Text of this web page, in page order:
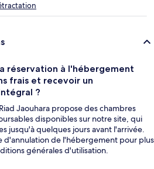
réservation à l'hébergement
frais et recevoir un
?
Jaouhara propose des chambres
disponibles sur notre site, qui
jusqu'à quelques jours avant l'arrivée.
d'annulation de l'hébergement pour plus
générales d'utilisation.